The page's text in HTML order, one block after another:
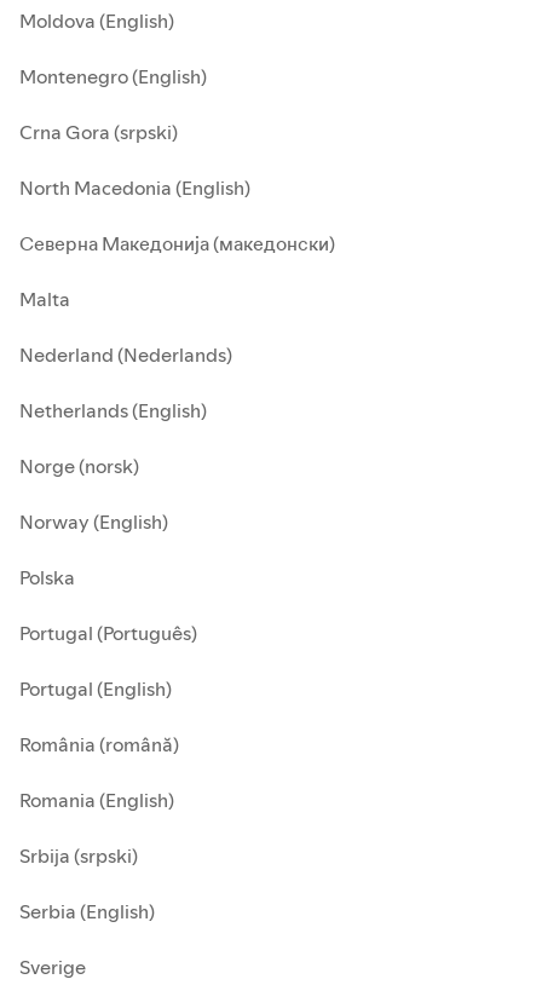
Moldova (English)
Montenegro (English)
Crna Gora (srpski)
North Macedonia (English)
Северна Македонија (македонски)
Malta
Nederland (Nederlands)
Netherlands (English)
Norge (norsk)
Norway (English)
Polska
Portugal (Português)
Portugal (English)
România (română)
Romania (English)
Srbija (srpski)
Serbia (English)
Sverige